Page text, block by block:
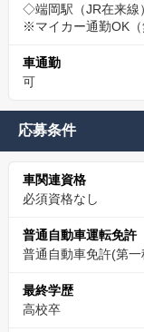
◇端岡駅（JR在来線
※マイカー通勤OK（
車通勤
可
応募条件
車関連資格
必須資格なし
普通自動車運転免許
普通自動車免許(第一
最終学歴
高校卒